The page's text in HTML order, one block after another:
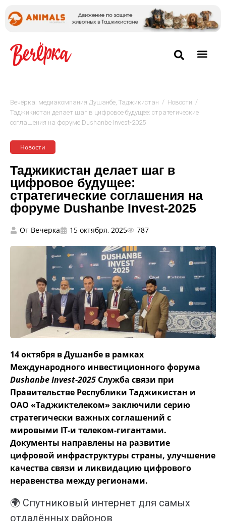
Вечёрка: медиакомпания Душанбе, Таджикистан / Новости /
Таджикистан делает шаг в цифровое будущее: стратегические
соглашения на форуме Dushanbe Invest-2025
Новости
Таджикистан делает шаг в
цифровое будущее:
стратегические соглашения на
форуме Dushanbe Invest-2025
От Вечерка 15 октября, 2025 787
14 октября в Душанбе в рамках
Международного инвестиционного форума
Dushanbe Invest-2025 Служба связи при
Правительстве Республики Таджикистан и
ОАО «Таджиктелеком» заключили серию
стратегически важных соглашений с
мировыми IT-и телеком-гигантами.
Документы направлены на развитие
цифровой инфраструктуры страны, улучшение
качества связи и ликвидацию цифрового
неравенства между регионами.
🌍 Спутниковый интернет для самых
отдалённых районов